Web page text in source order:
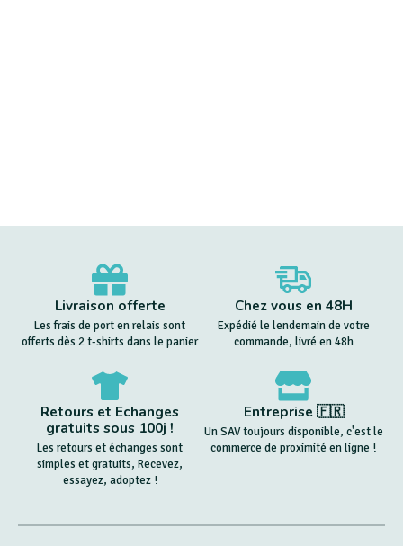
Livraison offerte
Les frais de port en relais sont
offerts dès 2 t-shirts dans le panier
Chez vous en 48H
Expédié le lendemain de votre
commande, livré en 48h
Retours et Echanges
gratuits sous 100j !
Les retours et échanges sont
simples et gratuits, Recevez,
essayez, adoptez !
Entreprise 🇫🇷
Un SAV toujours disponible, c'est le
commerce de proximité en ligne !